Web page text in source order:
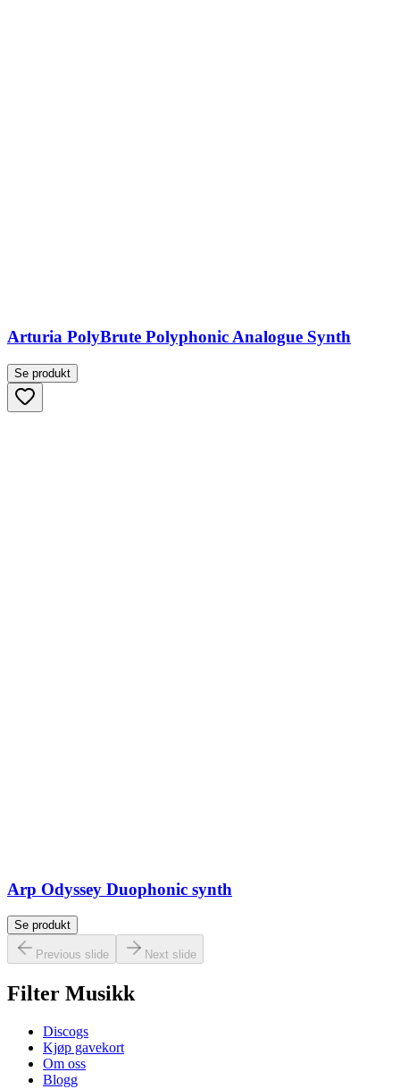
Arturia PolyBrute Polyphonic Analogue Synth
Se produkt
Arp Odyssey Duophonic synth
Se produkt
Previous slide Next slide
Filter Musikk
Discogs
Kjøp gavekort
Om oss
Blogg